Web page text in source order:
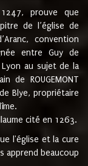
prouve que
de l’église de
convention
entre Guy de
Lyon au sujet de la
de ROUGEMONT
Blye, propriétaire
cité en 1263.
l'église et la cure
apprend beaucoup